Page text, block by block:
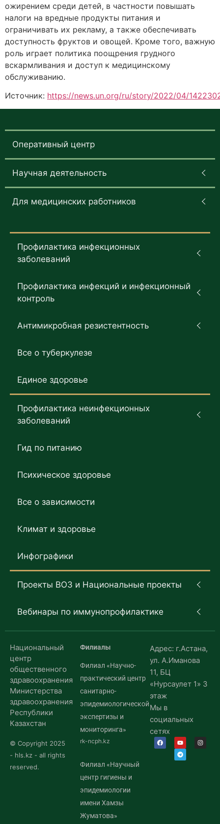
ожирением среди детей, в частности повышать
налоги на вредные продукты питания и
ограничивать их рекламу, а также обеспечивать
доступность фруктов и овощей. Кроме того, важную
роль играет политика поощрения грудного
вскармливания и доступ к медицинскому
обслуживанию.
Источник: https://news.un.org/ru/story/2022/04/
Оперативный центр
Научная деятельность
Для медицинских работников
Профилактика инфекционных
заболеваний
Профилактика инфекций и инфекционный
контроль
Антимикробная резистентность
Все о туберкулезе
Единое здоровье
Профилактика неинфекционных
заболеваний
Гид по питанию
Психическое здоровье
Все о зависимости
Климат и здоровье
Инфографики
Проекты ВОЗ и Национальные проекты
Вебинары по иммунопрофилактике
Национальный
центр
общественного
здравоохранения
Министерства
здравоохранения
Республики
Казахстан
© Copyright 2025
- hls.kz - all rights
reserved.
Филиалы
Филиал «Научно-
практический центр
санитарно-
эпидемиологической
экспертизы и
мониторинга»
rk-ncph.kz
Филиал «Научный
центр гигиены и
эпидемиологии
имени Хамзы
Жуматова»
Адрес: г.Астана,
ул. А.Иманова
11, БЦ
«Нурсаулет 1» 3
этаж
Мы в
социальных
сетях